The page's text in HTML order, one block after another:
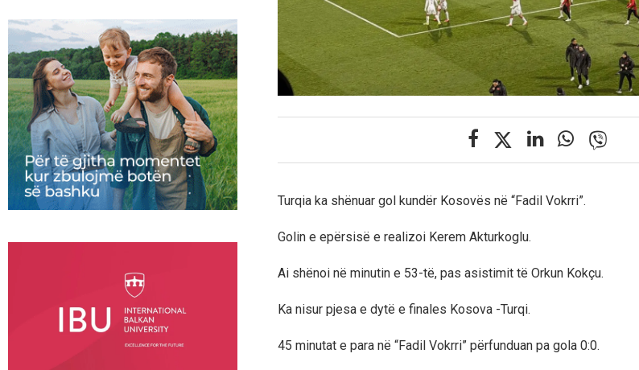
Turqia ka shënuar gol kundër Kosovës në “Fadil Vokrri”.
Golin e epërsisë e realizoi Kerem Akturkoglu.
Ai shënoi në minutin e 53-të, pas asistimit të Orkun Kokçu.
Ka nisur pjesa e dytë e finales Kosova -Turqi.
45 minutat e para në “Fadil Vokrri” përfunduan pa gola 0:0.